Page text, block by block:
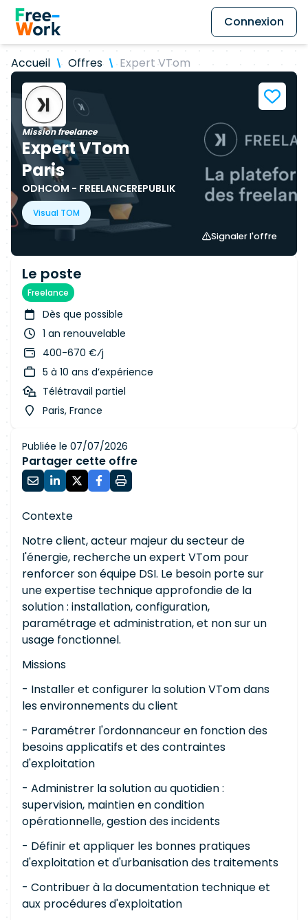
Connexion
Accueil Offres Expert VTom
Mission freelance
Expert VTom
Paris
ODHCOM - FREELANCEREPUBLIK
Visual TOM
Signaler l'offre
Le poste
Freelance
Dès que possible
1 an renouvelable
400-670 €⁄j
5 à 10 ans d’expérience
Télétravail partiel
Paris, France
Publiée le 07/07/2026
Partager cette offre
Contexte
Notre client, acteur majeur du secteur de
l'énergie, recherche un expert VTom pour
renforcer son équipe DSI. Le besoin porte sur
une expertise technique approfondie de la
solution : installation, configuration,
paramétrage et administration, et non sur un
usage fonctionnel.
Missions
- Installer et configurer la solution VTom dans
les environnements du client
- Paramétrer l'ordonnanceur en fonction des
besoins applicatifs et des contraintes
d'exploitation
- Administrer la solution au quotidien :
supervision, maintien en condition
opérationnelle, gestion des incidents
- Définir et appliquer les bonnes pratiques
d'exploitation et d'urbanisation des traitements
- Contribuer à la documentation technique et
aux procédures d'exploitation